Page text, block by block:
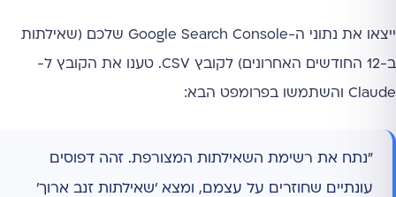
ייצאו את נתוני ה-Google Search Console שלכם (שאילתות
ב-12 החודשים האחרונים) לקובץ CSV. טענו את הקובץ ל-
Claude והשתמשו בפרומפט הבא:
"נתח את רשימת השאילתות המצורפת. זהה דפוסים
עונתיים שחוזרים על עצמם, ומצא 'שאילתות זנב ארוך'